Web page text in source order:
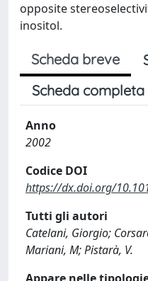
opposite
inositol.
Scheda breve
Scheda completa
Anno
2002
Codice DOI
https://dx.doi.org/
Tutti gli autori
Catelani, Giorgio;
Mariani, M; Pistarà, V.